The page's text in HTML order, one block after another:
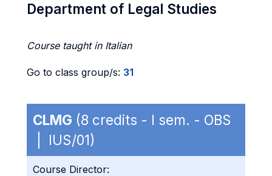
Department of Legal Studies
Course taught in Italian
Go to class group/s: 31
CLMG (8 credits - I sem. - OBS
| IUS/01)
Course Director: